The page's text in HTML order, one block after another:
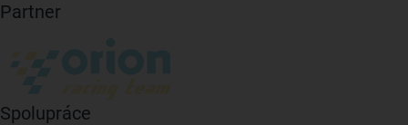
Partner
Spolupráce